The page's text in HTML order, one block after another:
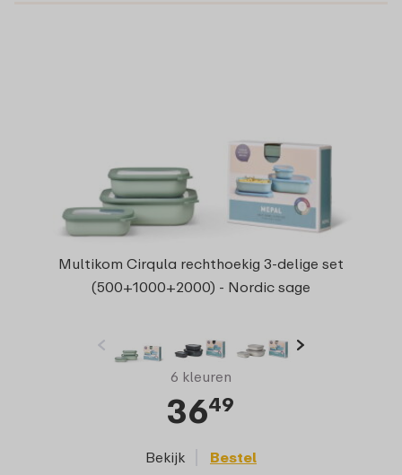
Multikom Cirqula rechthoekig 3-delige set
(500+1000+2000) - Nordic sage
6 kleuren
3649
Bekijk Bestel